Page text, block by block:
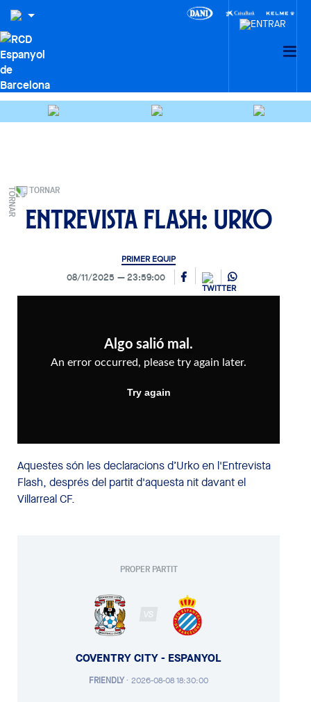
TORNAR
Entrevista Flash: Urko
PRIMER EQUIP
08/11/2025 23:59:00
Aquestes són les declaracions d’Urko en l'Entrevista
Flash, després del partit d'aquesta nit davant el
Villarreal CF.
PROPER PARTIT
VS
COVENTRY CITY - ESPANYOL
FRIENDLY· 2026-08-08 18:30:00